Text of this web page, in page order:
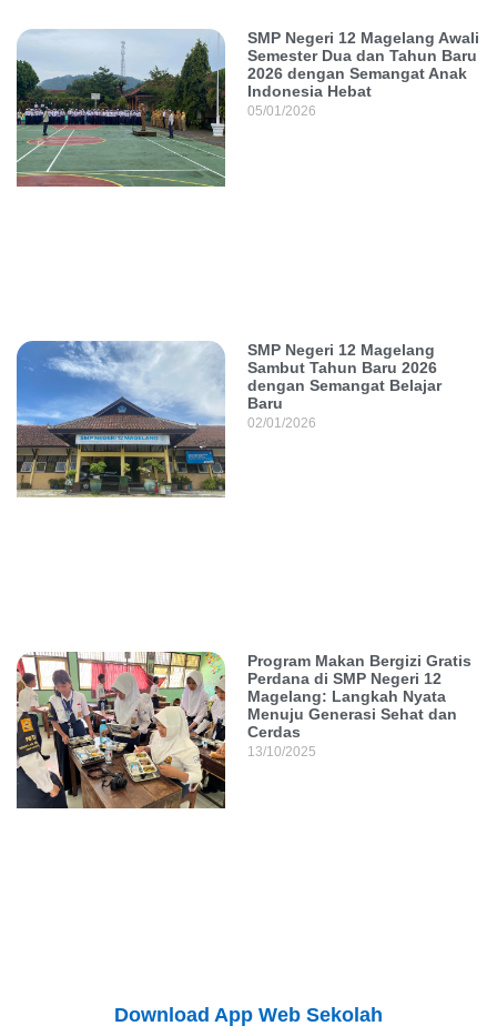
SMP Negeri 12 Magelang Awali
Semester Dua dan Tahun Baru
2026 dengan Semangat Anak
Indonesia Hebat
05/01/2026
SMP Negeri 12 Magelang
Sambut Tahun Baru 2026
dengan Semangat Belajar
Baru
02/01/2026
Program Makan Bergizi Gratis
Perdana di SMP Negeri 12
Magelang: Langkah Nyata
Menuju Generasi Sehat dan
Cerdas
13/10/2025
Download App Web Sekolah